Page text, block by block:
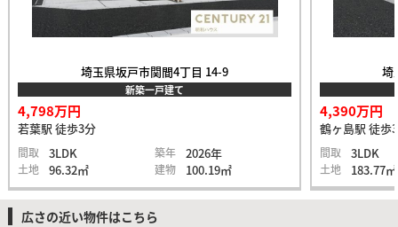
埼玉県坂戸市関間4丁目 14-9
新築一戸建て
4,798万円
若葉駅 徒歩3分
間取 3LDK 築年 2026年
土地 96.32㎡ 建物 100.19㎡
埼
4,390万円
鶴ヶ島駅 徒歩
間取 3LDK
土地 183.77㎡
広さの近い物件はこちら